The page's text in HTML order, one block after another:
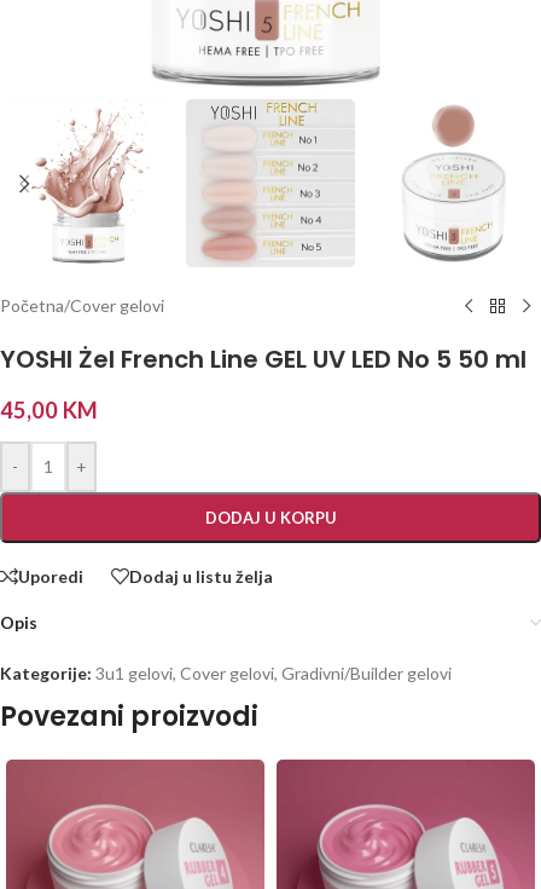
Početna/Cover gelovi
YOSHI Żel French Line GEL UV LED No 5 50 ml
45,00 KM
- +
DODAJ U KORPU
Uporedi Dodaj u listu želja
Opis
Kategorije: 3u1 gelovi, Cover gelovi, Gradivni/Builder gelovi
Povezani proizvodi